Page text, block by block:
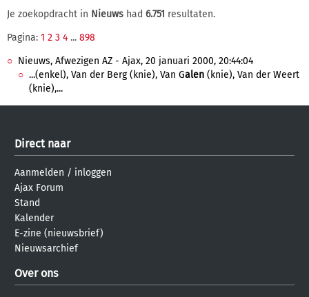
Je zoekopdracht in Nieuws had 6.751 resultaten.
Pagina: 1 2 3 4 ... 898
Nieuws, Afwezigen AZ - Ajax, 20 januari 2000, 20:44:04
...(enkel), Van der Berg (knie), Van Galen (knie), Van der Weert
(knie),...
Direct naar
Aanmelden / inloggen
Ajax Forum
Stand
Kalender
E-zine (nieuwsbrief)
Nieuwsarchief
Over ons